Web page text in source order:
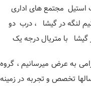
مجتمع های اداری
لنگه در گیشا ، درب دو
با متریال درجه یک
به عرض میرسانیم ، گروه
تخصص و تجربه در زمینه